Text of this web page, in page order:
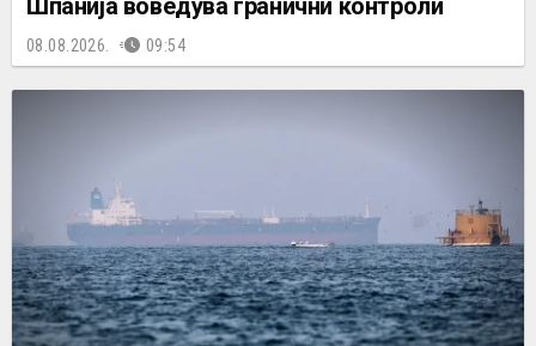
08.08.2026. 09:54